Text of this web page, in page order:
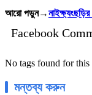
আরো পড়ুন→
Facebook
No tags found for this
মন্তব্য করুন